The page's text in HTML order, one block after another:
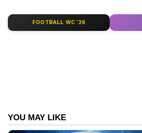
ABOUT THE AUTHOR
FOOTBALL WC '26